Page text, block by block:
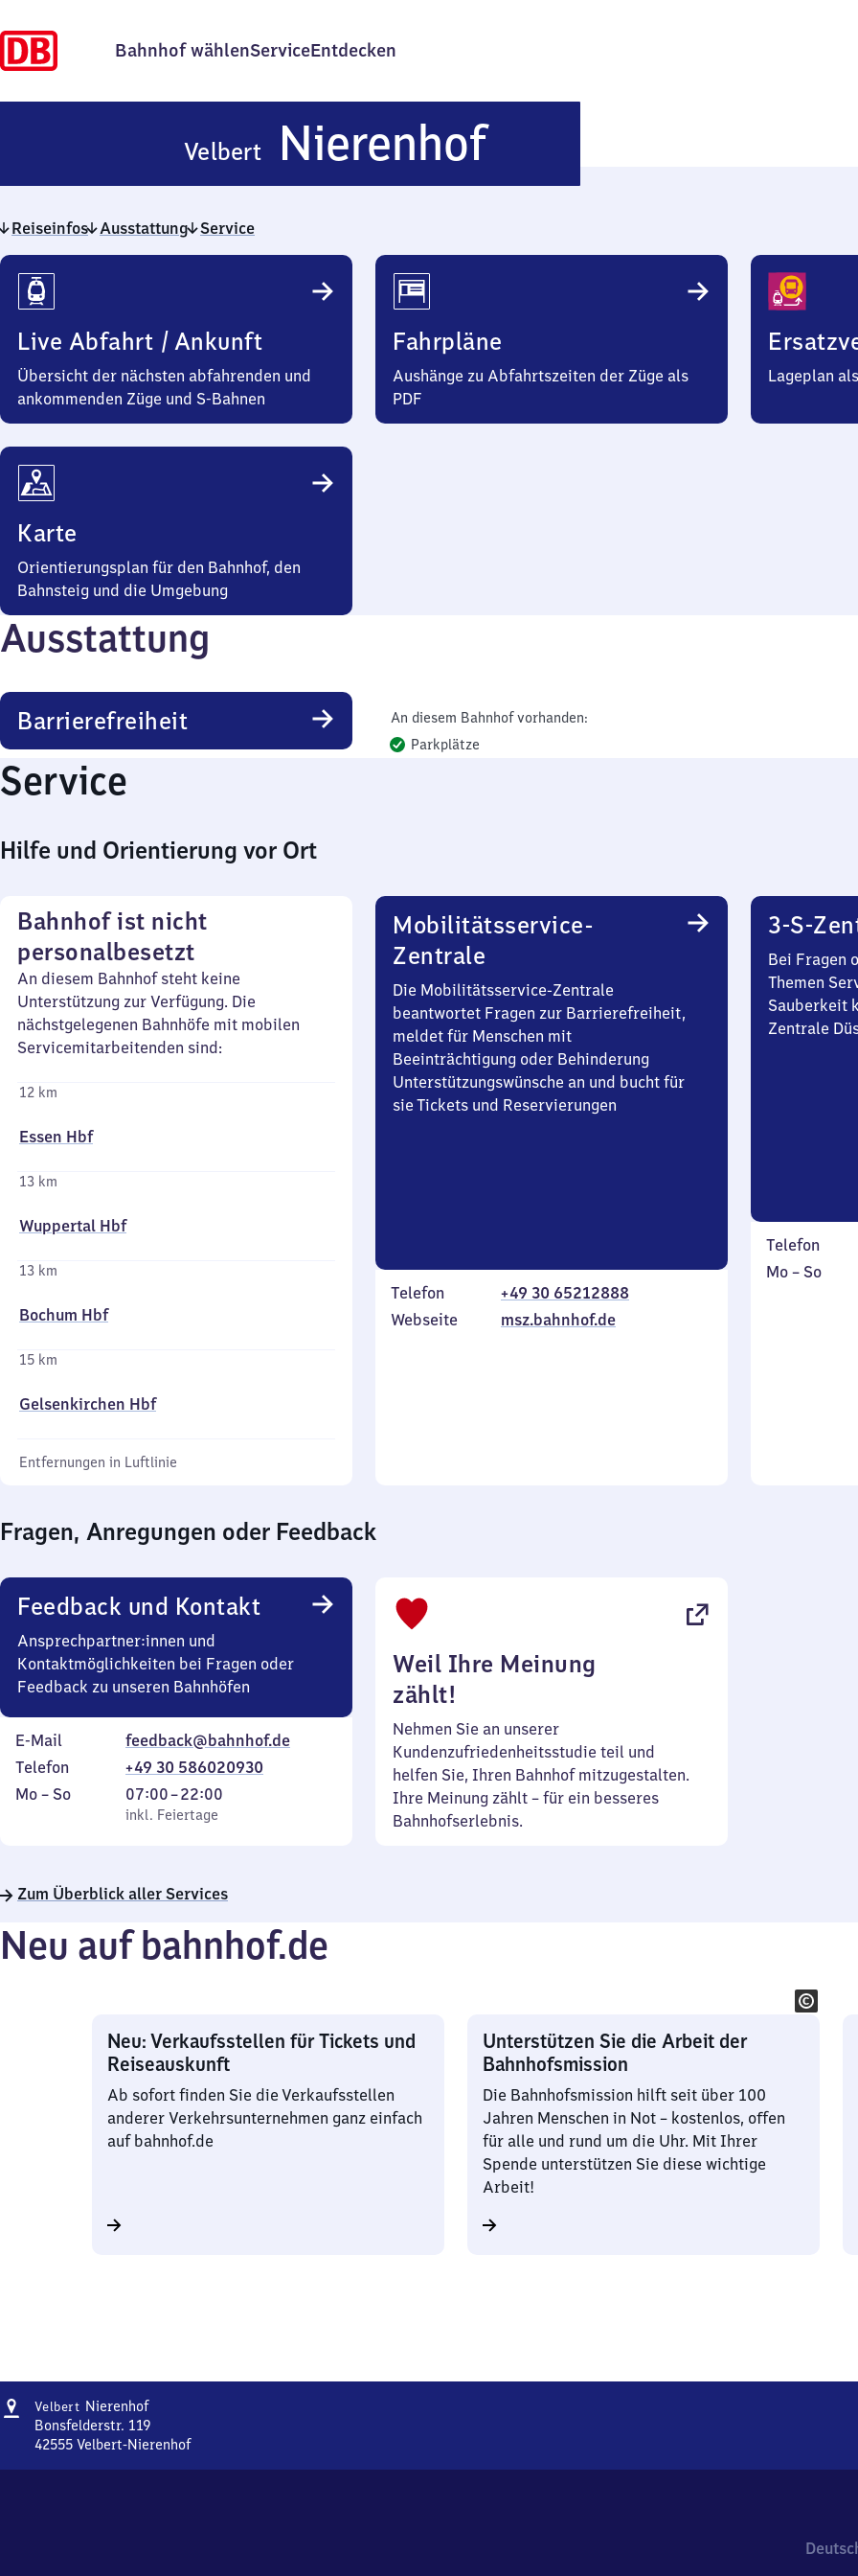
Bahnhof wählenServiceEntdecken
Velbert NierenhofVelbert-
Nierenhof
Reiseinfos Ausstattung Service
Reiseinfos
Live Abfahrt / Ankunft
Übersicht der nächsten abfahrenden und
ankommenden Züge und S-Bahnen
Fahrpläne
Aushänge zu Abfahrtszeiten der Züge als
PDF
Lageplan
Karte
Orientierungsplan für den Bahnhof, den
Bahnsteig und die Umgebung
Ausstattung
Barrierefreiheit
An diesem Bahnhof vorhanden:
Parkplätze
Service
Hilfe und Orientierung vor Ort
Bahnhof ist nicht
personalbesetzt
An diesem Bahnhof steht keine
Unterstützung zur Verfügung. Die
nächstgelegenen Bahnhöfe mit mobilen
Servicemitarbeitenden sind:
12 km
Essen Hbf
13 km
Wuppertal Hbf
13 km
Bochum Hbf
15 km
Gelsenkirchen Hbf
Entfernungen in Luftlinie
Mobilitätsservice-
Zentrale
Die Mobilitätsservice-Zentrale
beantwortet Fragen zur Barrierefreiheit,
meldet für Menschen mit
Beeinträchtigung oder Behinderung
Unterstützungswünsche an und bucht für
sie Tickets und Reservierungen
Telefon
+49 30 65212888
Webseite
msz.bahnhof.de
3-S-
Bei Fragen
Themen
Sauberkeit
Zentrale
Telefon
Montag
Mo – So,
Fragen, Anregungen oder Feedback
Feedback und Kontakt
Ansprechpartner:innen und
Kontaktmöglichkeiten bei Fragen oder
Feedback zu unseren Bahnhöfen
E-Mail
feedback@bahnhof.de
Telefon
+49 30 586020930
Montag
Mo – So,
inkl. Feiertage
07:00–22:00
Von
7
22
inkl. Feiertage
Weil Ihre Meinung
zählt!
Nehmen Sie an unserer
Kundenzufriedenheitsstudie teil und
helfen Sie, Ihren Bahnhof mitzugestalten.
Ihre Meinung zählt – für ein besseres
Bahnhofserlebnis.
Zum Überblick aller Services
Neu auf bahnhof.de
Neu: Verkaufsstellen für Tickets und
Reiseauskunft
Ab sofort finden Sie die Verkaufsstellen
anderer Verkehrsunternehmen ganz einfach
auf bahnhof.de
Unterstützen Sie die Arbeit der
Bahnhofsmission
Die Bahnhofsmission hilft seit über 100
Jahren Menschen in Not – kostenlos, offen
für alle und rund um die Uhr. Mit Ihrer
Spende unterstützen Sie diese wichtige
Arbeit!
Adresse
Velbert NierenhofVelbert-
Nierenhof
Bonsfelderstr. 119
42555 Velbert-Nierenhof